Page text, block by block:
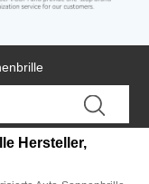
Hersteller,